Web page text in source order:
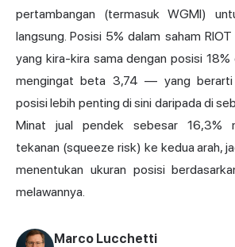
pertambangan (termasuk WGMI)
langsung. Posisi 5% dalam saham
yang kira-kira sama dengan posisi
mengingat beta 3,74 — yang berarti
posisi lebih penting di sini daripada di
Minat jual pendek sebesar 16,3%
tekanan (squeeze risk) ke kedua arah,
menentukan ukuran posisi
melawannya.
Marco Lucchetti